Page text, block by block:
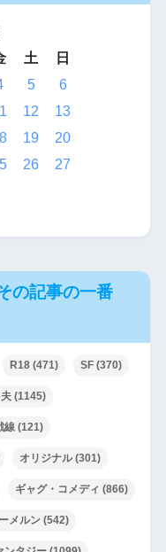
土
日
5
6
12
13
19
20
26
27
の記事の一番
R18(471) SF(370)
(1145)
線(121)
オリジナル(301)
ギャグ・コメディ (866)
メルン(542)